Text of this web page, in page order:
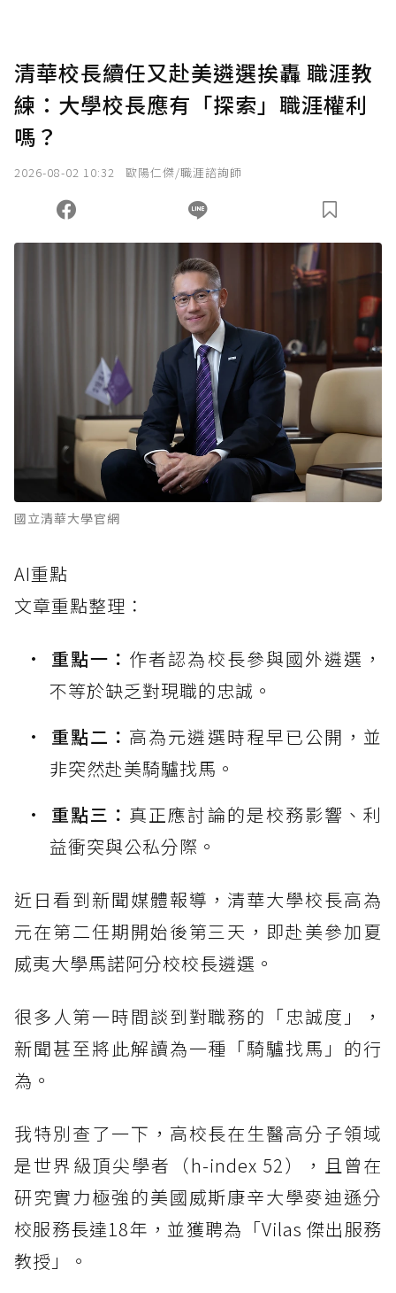
清華校長續任又赴美遴選挨轟 職涯教
練：大學校長應有「探索」職涯權利
嗎？
2026-08-02 10:32 歐陽仁傑/職涯諮詢師
國立清華大學官網
AI重點
文章重點整理：
重點一： 作者認為校長參與國外遴選，
不等於缺乏對現職的忠誠。
重點二： 高為元遴選時程早已公開，並
非突然赴美騎驢找馬。
重點三： 真正應討論的是校務影響、利
益衝突與公私分際。
近日看到新聞媒體報導，清華大學校長高為
元在第二任期開始後第三天，即赴美參加夏
威夷大學馬諾阿分校校長遴選。
很多人第一時間談到對職務的「忠誠度」，
新聞甚至將此解讀為一種「騎驢找馬」的行
為。
我特別查了一下，高校長在生醫高分子領域
是世界級頂尖學者（h-index 52），且曾在
研究實力極強的美國威斯康辛大學麥迪遜分
校服務長達18年，並獲聘為「Vilas 傑出服務
教授」。